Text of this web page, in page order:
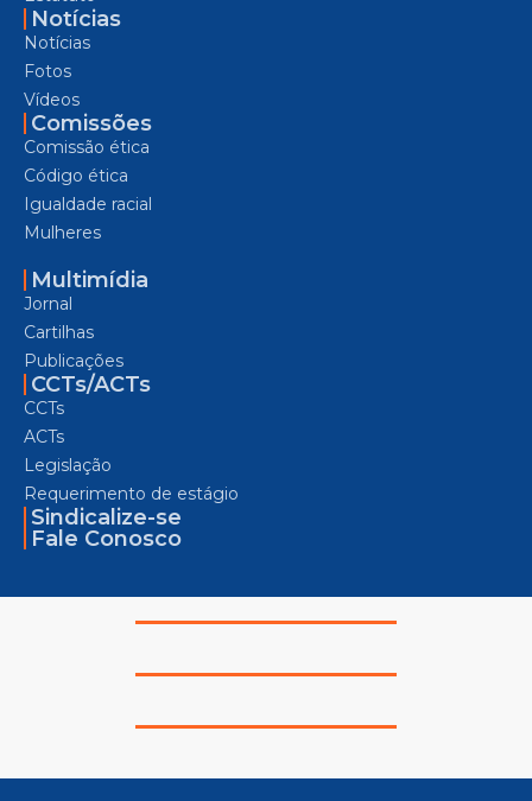
Notícias
Notícias
Fotos
Vídeos
Comissões
Comissão ética
Código ética
Igualdade racial
Mulheres
Multimídia
Jornal
Cartilhas
Publicações
CCTs/ACTs
CCTs
ACTs
Legislação
Requerimento de estágio
Sindicalize-se
Fale Conosco